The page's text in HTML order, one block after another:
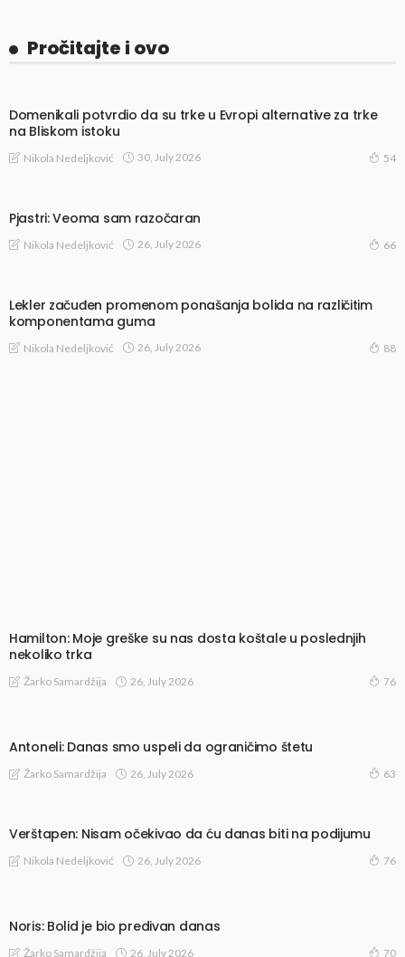
Pročitajte i ovo
Domenikali potvrdio da su trke u Evropi alternative za trke
na Bliskom istoku
Nikola Nedeljković 30, July 2026 54
Pjastri: Veoma sam razočaran
Nikola Nedeljković 26, July 2026 66
Lekler začuđen promenom ponašanja bolida na različitim
komponentama guma
Nikola Nedeljković 26, July 2026 88
Hamilton: Moje greške su nas dosta koštale u poslednjih
nekoliko trka
Žarko Samardžija 26, July 2026 76
Antoneli: Danas smo uspeli da ograničimo štetu
Žarko Samardžija 26, July 2026 63
Verštapen: Nisam očekivao da ću danas biti na podijumu
Nikola Nedeljković 26, July 2026 76
Noris: Bolid je bio predivan danas
Žarko Samardžija 26, July 2026 70